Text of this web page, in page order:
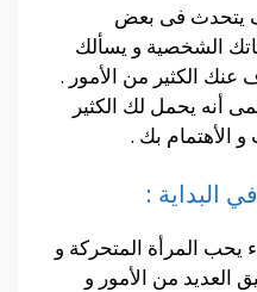
يتحدث فى بعض
الشخصية و يسألك
عنك الكثير من الأمور .
أنه يحمل لك الكثير
الأهتمام بك .
البداية :
يحب المرأة المتحركة و
العديد من الأمور و